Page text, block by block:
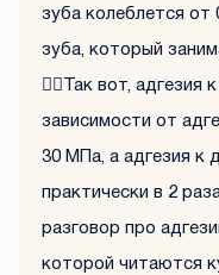
зуба колеблется от
зуба, который
☝🏼Так вот, адгезия
зависимости от
30 МПа, а адгезия к
практически в 2
разговор про
которой читаются